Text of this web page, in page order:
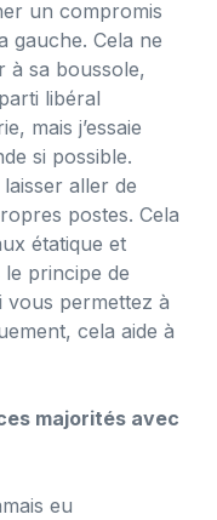
un compromis
gauche. Cela ne
à sa boussole,
libéral
mais j’essaie
si possible.
aller de
postes. Cela
étatique et
le principe de
vous permettez à
cela aide à
majorités avec
eu